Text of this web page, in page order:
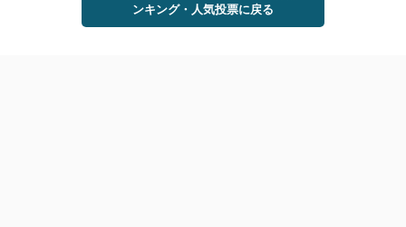
ンキング・人気投票に戻る